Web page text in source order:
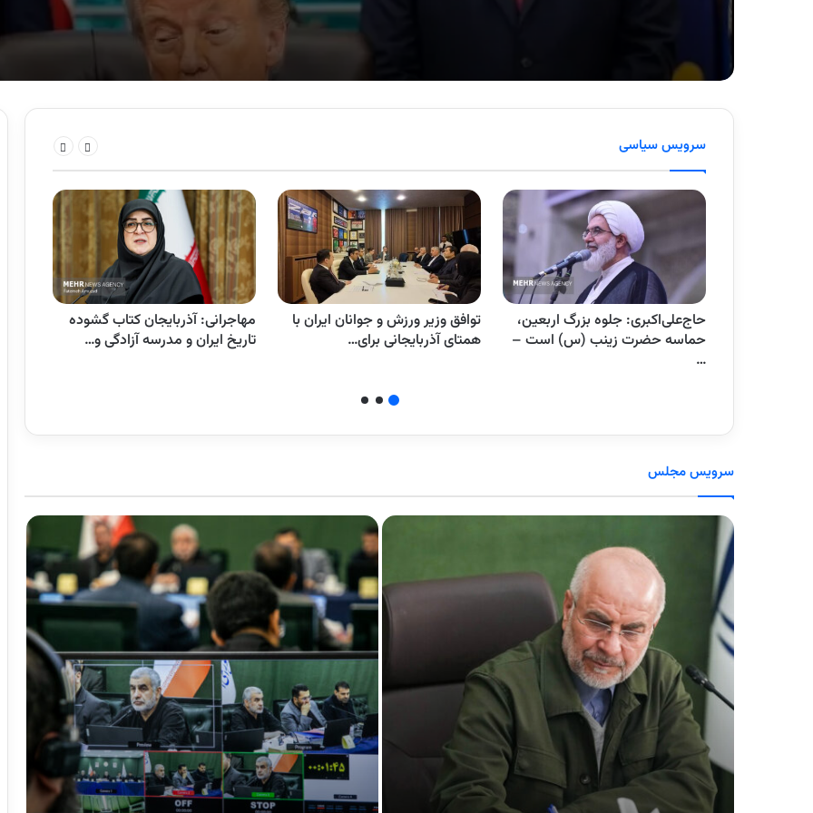
سرویس سیاسی
حاج‌علی‌اکبری: جلوه بزرگ اربعین،
حماسه حضرت زینب (س) است –
…
توافق وزیر ورزش و جوانان ایران با
همتای آذربایجانی برای…
مهاجرانی: آذربایجان کتاب گشوده
تاریخ ایران و مدرسه آزادگی و…
سرویس مجلس